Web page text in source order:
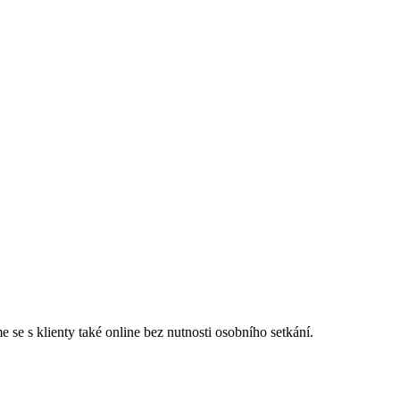
se s klienty také online bez nutnosti osobního setkání.